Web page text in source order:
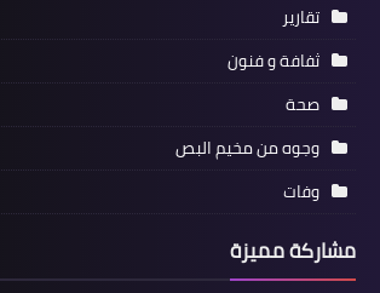
أخبار متنوعة
تقارير
ثفافة و فنون
صحة
وجوه من مخيم البص
وفات
مشاركة مميزة